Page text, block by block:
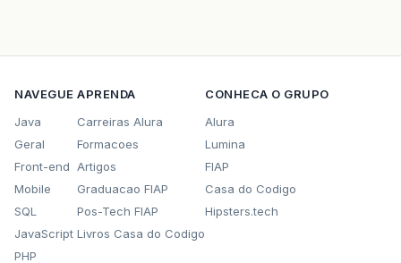
NAVEGUE
Java
Geral
Front-end
Mobile
SQL
JavaScript
PHP
APRENDA
Carreiras Alura
Formacoes
Artigos
Graduacao FIAP
Pos-Tech FIAP
Livros Casa do Codigo
CONHECA O GRUPO
Alura
Lumina
FIAP
Casa do Codigo
Hipsters.tech